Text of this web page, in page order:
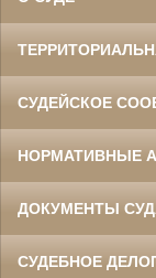
СУДЕЙСКОЕ
НОРМАТИВНЫЕ
ДОКУМЕНТЫ
СУДЕБНОЕ